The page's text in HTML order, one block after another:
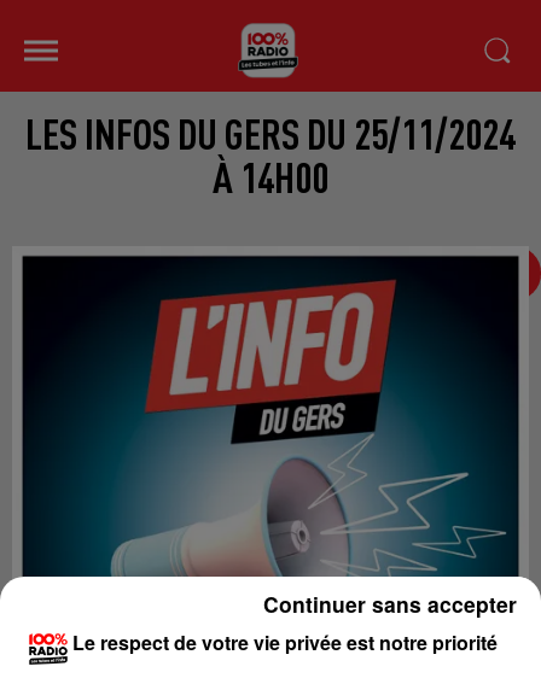
LES INFOS DU GERS DU 25/11/2024
À 14H00
Le respect de votre vie privée est notre priorité
Continuer sans accepter